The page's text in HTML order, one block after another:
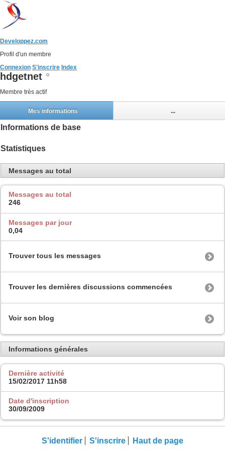
Developpez.com
Profil d'un membre
Connexion S'inscrire Index
hdgetnet
Membre très actif
Mes informations ...
Informations de base
Statistiques
Messages au total
Messages au total
246
Messages par jour
0,04
Trouver tous les messages
Trouver les dernières discussions commencées
Voir son blog
Informations générales
Dernière activité
15/02/2017 11h58
Date d'inscription
30/09/2009
S'identifier S'inscrire Haut de page